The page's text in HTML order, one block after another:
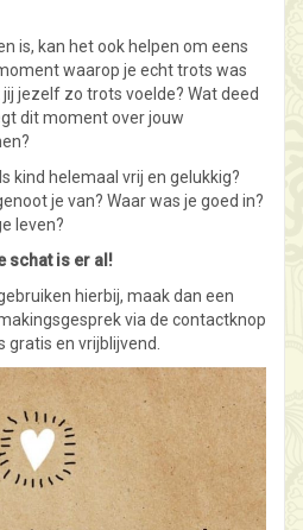
is, kan het ook helpen om eens
waarop je echt trots was
jezelf zo trots voelde? Wat deed
dit moment over jouw
kind helemaal vrij en gelukkig?
je van? Waar was je goed in?
leven?
schat is er al!
hierbij, maak dan een
via de contactknop
gratis en vrijblijvend.